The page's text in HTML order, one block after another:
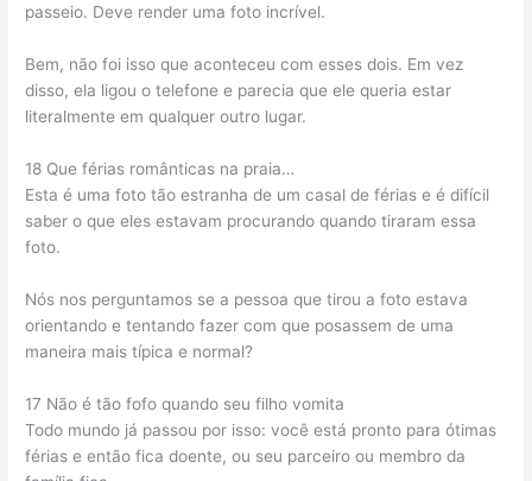
passeio. Deve render uma foto incrível.
Bem, não foi isso que aconteceu com esses dois. Em vez
disso, ela ligou o telefone e parecia que ele queria estar
literalmente em qualquer outro lugar.
18 Que férias românticas na praia…
Esta é uma foto tão estranha de um casal de férias e é difícil
saber o que eles estavam procurando quando tiraram essa
foto.
Nós nos perguntamos se a pessoa que tirou a foto estava
orientando e tentando fazer com que posassem de uma
maneira mais típica e normal?
17 Não é tão fofo quando seu filho vomita
Todo mundo já passou por isso: você está pronto para ótimas
férias e então fica doente, ou seu parceiro ou membro da